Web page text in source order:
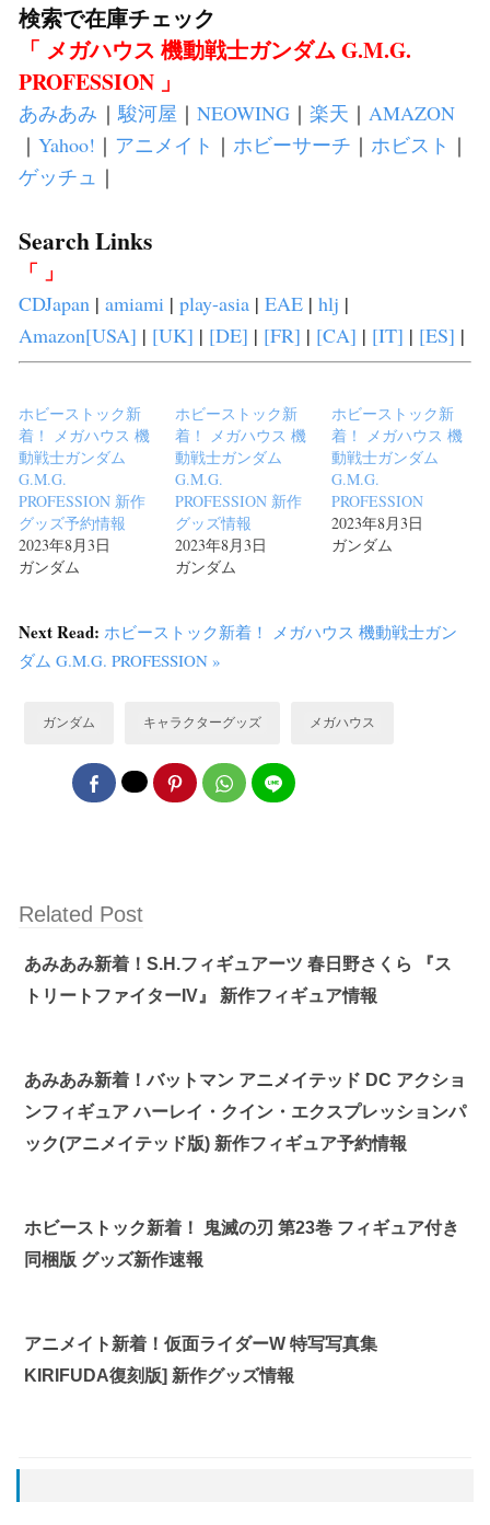
検索で在庫チェック
「 メガハウス 機動戦士ガンダム G.M.G.
PROFESSION 」
あみあみ ｜駿河屋 ｜ NEOWING ｜ 楽天 ｜ AMAZON
｜ Yahoo! ｜ アニメイト ｜ ホビーサーチ ｜ ホビスト ｜
ゲッチュ ｜
Search Links
「 」
CDJapan | amiami | play-asia | EAE | hlj |
Amazon[USA] | [UK] | [DE] | [FR] | [CA] | [IT] | [ES] |
ホビーストック新
着！ メガハウス 機
動戦士ガンダム
G.M.G.
PROFESSION 新作
グッズ予約情報
2023年8月3日
ガンダム
ホビーストック新
着！ メガハウス 機
動戦士ガンダム
G.M.G.
PROFESSION 新作
グッズ情報
2023年8月3日
ガンダム
ホビーストック新
着！ メガハウス 機
動戦士ガンダム
G.M.G.
PROFESSION
2023年8月3日
ガンダム
Next Read: ホビーストック新着！ メガハウス 機動戦士ガン
ダム G.M.G. PROFESSION »
ガンダム キャラクターグッズ メガハウス
Related Post
あみあみ新着！S.H.フィギュアーツ 春日野さくら 『ス
トリートファイターIV』 新作フィギュア情報
あみあみ新着！バットマン アニメイテッド DC アクショ
ンフィギュア ハーレイ・クイン・エクスプレッションパ
ック(アニメイテッド版) 新作フィギュア予約情報
ホビーストック新着！ 鬼滅の刃 第23巻 フィギュア付き
同梱版 グッズ新作速報
アニメイト新着！仮面ライダーW 特写写真集
KIRIFUDA復刻版] 新作グッズ情報